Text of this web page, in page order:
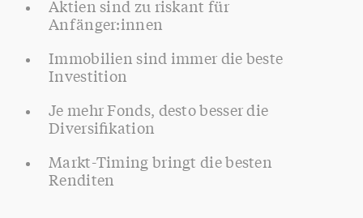
Aktien sind zu riskant für
Anfänger:innen
Immobilien sind immer die beste
Investition
Je mehr Fonds, desto besser die
Diversifikation
Markt-Timing bringt die besten
Renditen